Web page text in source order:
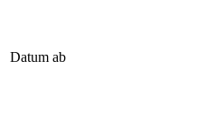
Datum ab